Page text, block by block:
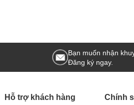
Bạn muốn nhận
Đăng ký ngay.
Hỗ trợ khách hàng Chính